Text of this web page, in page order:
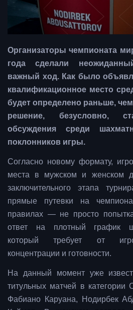
Организаторы чемпионата
года сделали
важный ход. Как было
квалификационное место
будет определено раньше,
решение, безусловно,
обсуждения среди
поклонников игры.
Согласно новому формату,
места в мужском и женском
заключительного этапа
прямые путевки на
правилах — не просто
ответ на плотный график
который требует от
концентрации и готовности.
На данный момент уже
титульных матчей в категории
Фабиано Каруана, Нодирбек